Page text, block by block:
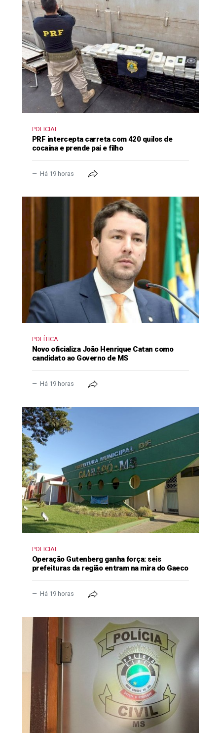
POLICIAL
PRF intercepta carreta com 420 quilos de
cocaína e prende pai e filho
Há 19 horas
POLÍTICA
Novo oficializa João Henrique Catan como
candidato ao Governo de MS
Há 19 horas
POLICIAL
Operação Gutenberg ganha força: seis
prefeituras da região entram na mira do Gaeco
Há 19 horas